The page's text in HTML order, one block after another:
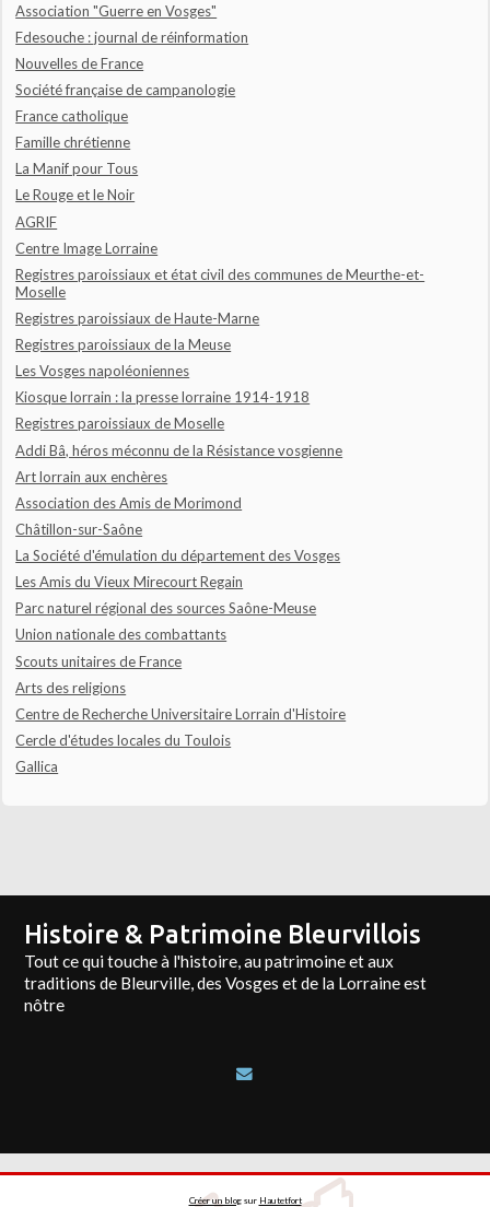
Association "Guerre en Vosges"
Fdesouche : journal de réinformation
Nouvelles de France
Société française de campanologie
France catholique
Famille chrétienne
La Manif pour Tous
Le Rouge et le Noir
AGRIF
Centre Image Lorraine
Registres paroissiaux et état civil des communes de Meurthe-et-
Moselle
Registres paroissiaux de Haute-Marne
Registres paroissiaux de la Meuse
Les Vosges napoléoniennes
Kiosque lorrain : la presse lorraine 1914-1918
Registres paroissiaux de Moselle
Addi Bâ, héros méconnu de la Résistance vosgienne
Art lorrain aux enchères
Association des Amis de Morimond
Châtillon-sur-Saône
La Société d'émulation du département des Vosges
Les Amis du Vieux Mirecourt Regain
Parc naturel régional des sources Saône-Meuse
Union nationale des combattants
Scouts unitaires de France
Arts des religions
Centre de Recherche Universitaire Lorrain d'Histoire
Cercle d'études locales du Toulois
Gallica
Histoire & Patrimoine Bleurvillois
Tout ce qui touche à l'histoire, au patrimoine et aux
traditions de Bleurville, des Vosges et de la Lorraine est
nôtre
Créer un blogsur Hautetfort